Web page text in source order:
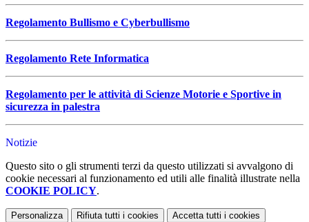
Regolamento Bullismo e Cyberbullismo
Regolamento Rete Informatica
Regolamento per le attività di Scienze Motorie e Sportive in
sicurezza in palestra
Notizie
Questo sito o gli strumenti terzi da questo utilizzati si avvalgono di
cookie necessari al funzionamento ed utili alle finalità illustrate nella
COOKIE POLICY.
Personalizza Rifiuta tutti i cookies Accetta tutti i cookies